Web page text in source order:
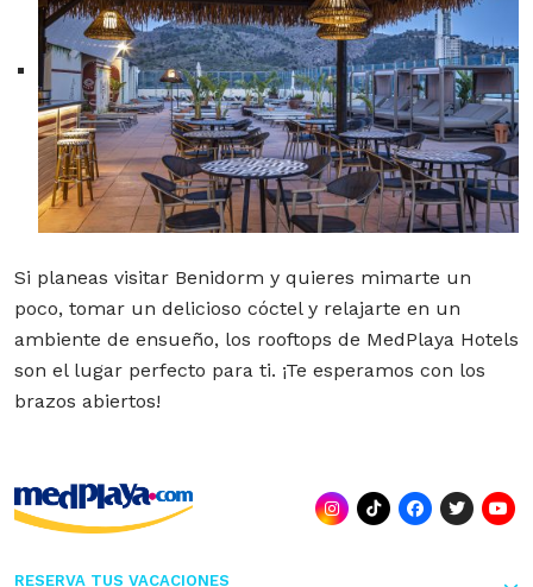
Si planeas visitar Benidorm y quieres mimarte un
poco, tomar un delicioso cóctel y relajarte en un
ambiente de ensueño, los rooftops de MedPlaya Hotels
son el lugar perfecto para ti. ¡Te esperamos con los
brazos abiertos!
RESERVA TUS VACACIONES